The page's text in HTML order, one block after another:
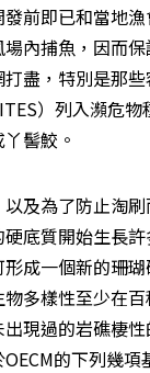
前即已和當地
內捕魚，因而
盡，特別是那
）列入瀕危物
髻鮫。
及為了防止淘
底質開始生長
成一個新的珊
多樣性至少在
現過的岩礁棲
的下列幾項